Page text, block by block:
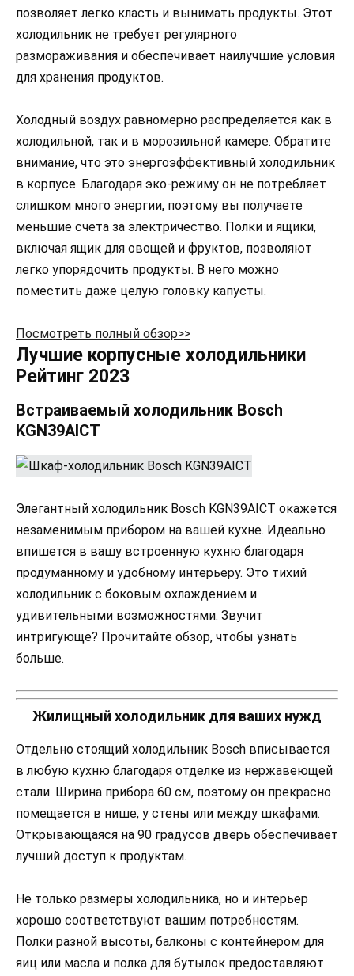
позволяет легко класть и вынимать продукты. Этот
холодильник не требует регулярного
размораживания и обеспечивает наилучшие условия
для хранения продуктов.
Холодный воздух равномерно распределяется как в
холодильной, так и в морозильной камере. Обратите
внимание, что это энергоэффективный холодильник
в корпусе. Благодаря эко-режиму он не потребляет
слишком много энергии, поэтому вы получаете
меньшие счета за электричество. Полки и ящики,
включая ящик для овощей и фруктов, позволяют
легко упорядочить продукты. В него можно
поместить даже целую головку капусты.
Посмотреть полный обзор>>
Лучшие корпусные холодильники
Рейтинг 2023
Встраиваемый холодильник Bosch
KGN39AICT
Элегантный холодильник Bosch KGN39AICT окажется
незаменимым прибором на вашей кухне. Идеально
впишется в вашу встроенную кухню благодаря
продуманному и удобному интерьеру. Это тихий
холодильник с боковым охлаждением и
удивительными возможностями. Звучит
интригующе? Прочитайте обзор, чтобы узнать
больше.
Жилищный холодильник для ваших нужд
Отдельно стоящий холодильник Bosch вписывается
в любую кухню благодаря отделке из нержавеющей
стали. Ширина прибора 60 см, поэтому он прекрасно
помещается в нише, у стены или между шкафами.
Открывающаяся на 90 градусов дверь обеспечивает
лучший доступ к продуктам.
Не только размеры холодильника, но и интерьер
хорошо соответствуют вашим потребностям.
Полки разной высоты, балконы с контейнером для
яиц или масла и полка для бутылок предоставляют